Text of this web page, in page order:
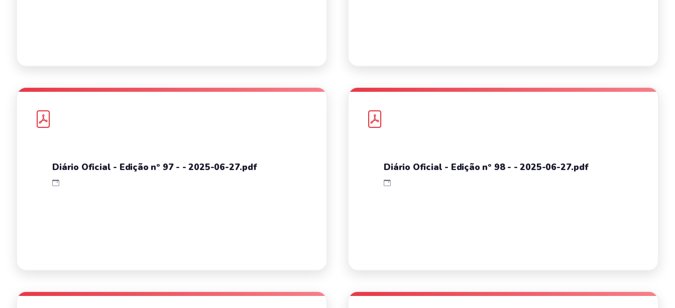
Diário Oficial - Edição nº 97 - - 2025-06-27.pdf Diário Oficial - Edição nº 98 - - 2025-06-27.pdf